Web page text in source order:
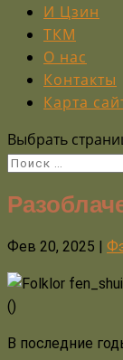
И Цзин
ТКМ
О нас
Контакты
Карта
Выбрать
Фев 20, 2025
()
В последние